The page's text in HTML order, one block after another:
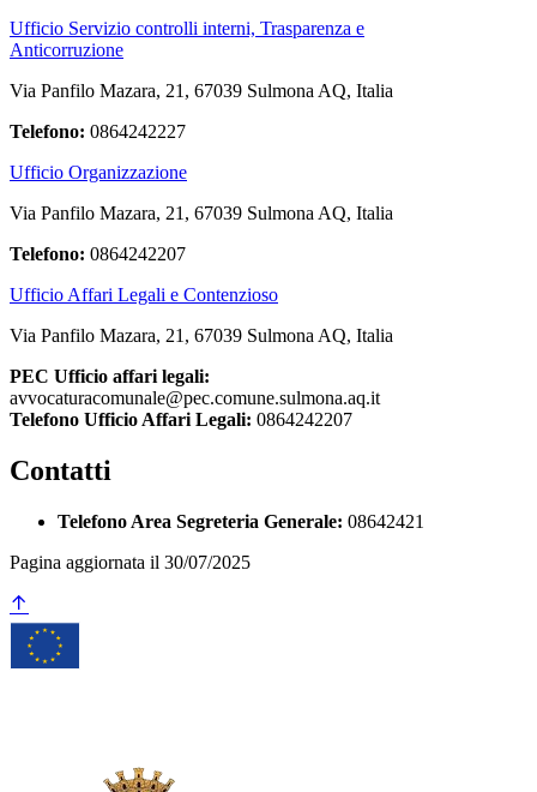
Ufficio Servizio controlli interni, Trasparenza e
Anticorruzione
Via Panfilo Mazara, 21, 67039 Sulmona AQ, Italia
Telefono: 0864242227
Ufficio Organizzazione
Via Panfilo Mazara, 21, 67039 Sulmona AQ, Italia
Telefono: 0864242207
Ufficio Affari Legali e Contenzioso
Via Panfilo Mazara, 21, 67039 Sulmona AQ, Italia
PEC Ufficio affari legali:
avvocaturacomunale@pec.comune.sulmona.aq.it
Telefono Ufficio Affari Legali: 0864242207
Contatti
Telefono Area Segreteria Generale: 08642421
Pagina aggiornata il 30/07/2025